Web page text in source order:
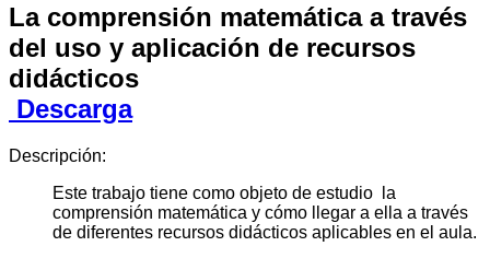
La comprensión matemática a través
del uso y aplicación de recursos
didácticos
Descarga
Descripción:
Este trabajo tiene como objeto de estudio la
comprensión matemática y cómo llegar a ella a través
de diferentes recursos didácticos aplicables en el aula.